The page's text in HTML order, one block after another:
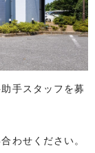
手スタッフを募
わせください。